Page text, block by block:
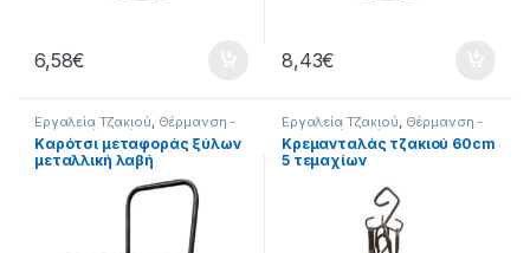
6,58€ 8,43€
Εργαλεία Τζακιού, Θέρμανση -
Τζάκι, Σπίτι Τζάκι
Καρότσι μεταφοράς ξύλων
μεταλλική λαβή
Εργαλεία Τζακιού, Θέρμανση -
Τζάκι Σπίτι ,Τζάκι
Κρεμανταλάς τζακιού 60cm
5 τεμαχίων